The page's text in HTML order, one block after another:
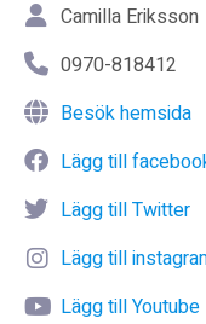
Camilla Eriksson
0970-818412
Besök hemsida
Lägg till
Lägg till Twitter
Lägg till
Lägg till Youtube